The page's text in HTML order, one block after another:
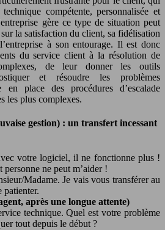
compétente, personnalisée et
gère ce type de situation peut
la satisfaction du client, sa fidélisation
à son entourage. Il est donc
du service client à la résolution de
de leur donner les outils
et résoudre les problèmes
place des procédures d’escalade
les plus complexes.
gestion) : un transfert incessant
votre logiciel, il ne fonctionne plus !
personne ne peut m’aider !
Madame. Je vais vous transférer au
patienter.
après une longue attente)
technique. Quel est votre problème
tout depuis le début ?